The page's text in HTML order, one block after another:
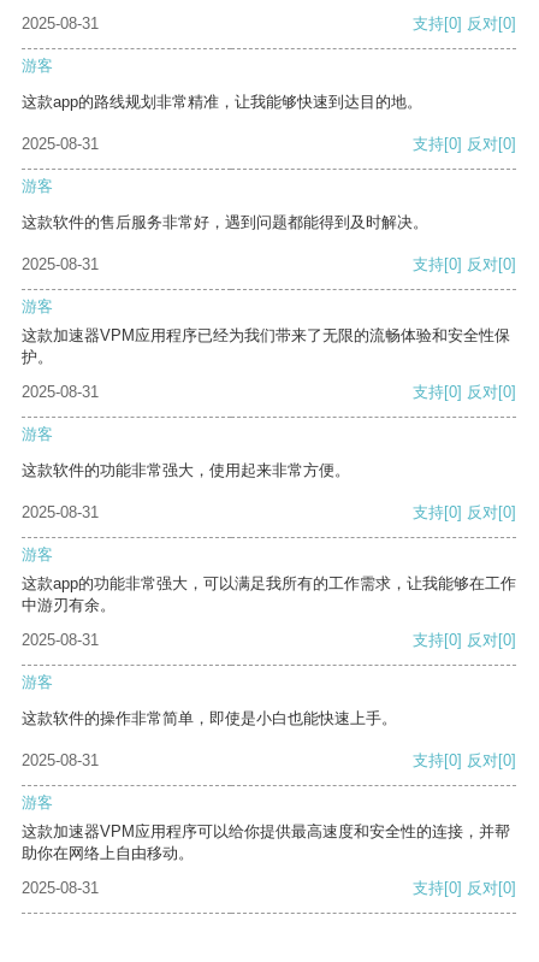
2025-08-31 支持[0] 反对[0]
游客
这款app的路线规划非常精准，让我能够快速到达目的地。
2025-08-31 支持[0] 反对[0]
游客
这款软件的售后服务非常好，遇到问题都能得到及时解决。
2025-08-31 支持[0] 反对[0]
游客
这款加速器VPM应用程序已经为我们带来了无限的流畅体验和安全性保
护。
2025-08-31
支持[0] 反对[0]
游客
这款软件的功能非常强大，使用起来非常方便。
2025-08-31 支持[0] 反对[0]
游客
这款app的功能非常强大，可以满足我所有的工作需求，让我能够在工作
中游刃有余。
2025-08-31
支持[0] 反对[0]
游客
这款软件的操作非常简单，即使是小白也能快速上手。
2025-08-31 支持[0] 反对[0]
游客
这款加速器VPM应用程序可以给你提供最高速度和安全性的连接，并帮
助你在网络上自由移动。
2025-08-31
支持[0] 反对[0]